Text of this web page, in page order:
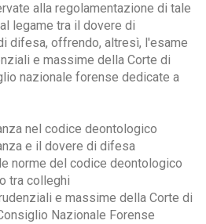
alla regolamentazione di tale
legame tra il dovere di
difesa, offrendo, altresì, l'esame
e massime della Corte di
nazionale forense dedicate a
nel codice deontologico
e il dovere di difesa
norme del codice deontologico
tra colleghi
e massime della Corte di
Nazionale Forense